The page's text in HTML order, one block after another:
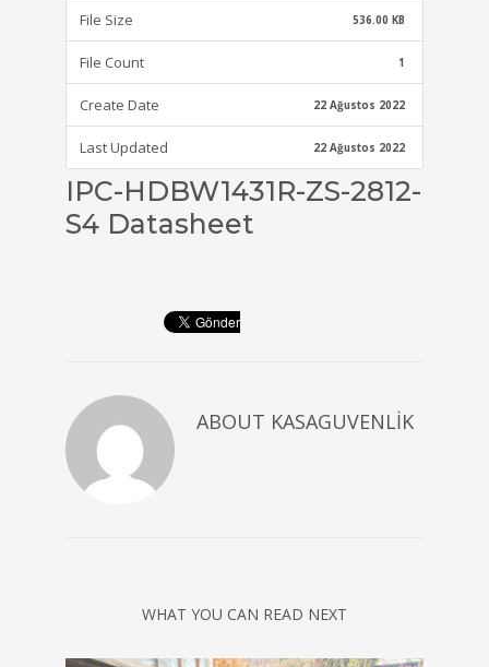
File Size 536.00 KB
File Count 1
Create Date 22 Ağustos 2022
Last Updated 22 Ağustos 2022
IPC-HDBW1431R-ZS-2812-
S4 Datasheet
ABOUT KASAGUVENLIK
WHAT YOU CAN READ NEXT